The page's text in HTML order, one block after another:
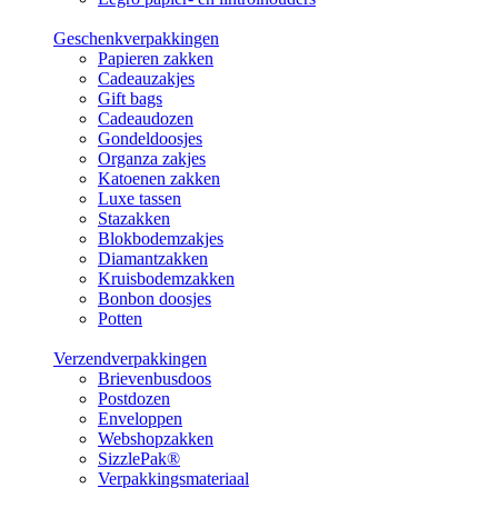
Geschenkverpakkingen
Papieren zakken
Cadeauzakjes
Gift bags
Cadeaudozen
Gondeldoosjes
Organza zakjes
Katoenen zakken
Luxe tassen
Stazakken
Blokbodemzakjes
Diamantzakken
Kruisbodemzakken
Bonbon doosjes
Potten
Verzendverpakkingen
Brievenbusdoos
Postdozen
Enveloppen
Webshopzakken
SizzlePak®
Verpakkingsmateriaal